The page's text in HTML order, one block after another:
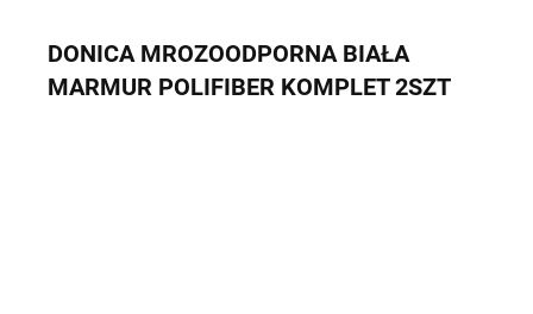
DONICA MROZOODPORNA BIAŁA
MARMUR POLIFIBER KOMPLET 2SZT